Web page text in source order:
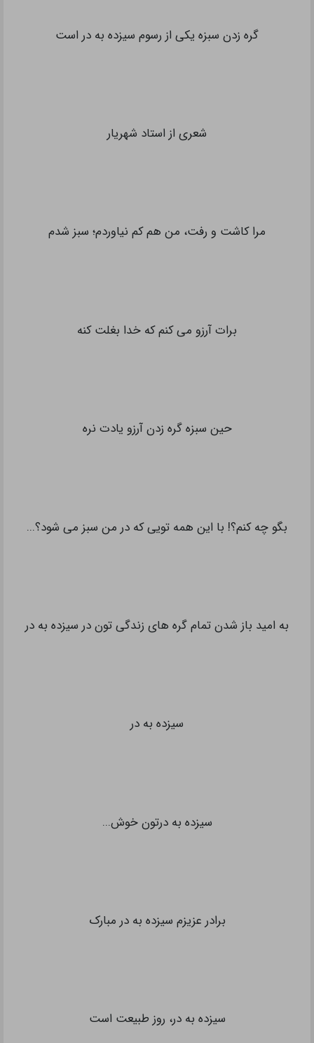
گره زدن سبزه یکی از رسوم سیزده به در است
شعری از استاد شهریار
مرا کاشت و رفت، من هم کم نیاوردم؛ سبز شدم
برات آرزو می کنم که خدا بغلت کنه
حین سبزه گره زدن آرزو یادت نره
بگو چه کنم؟! با این همه تویی که در من سبز می شود؟...
به امید باز شدن تمام گره های زندگی تون در سیزده به در
سیزده به در
سیزده به درتون خوش...
برادر عزیزم سیزده به در مبارک
سیزده به در، روز طبیعت است